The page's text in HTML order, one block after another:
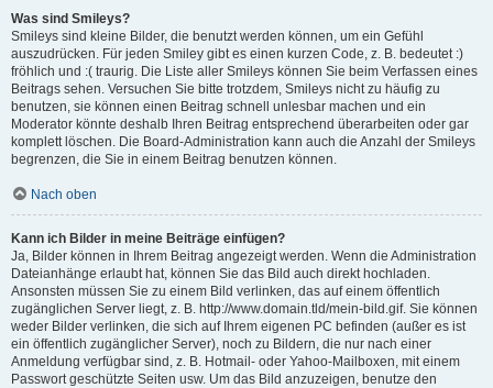
Was sind Smileys?
Smileys sind kleine Bilder, die benutzt werden können, um ein Gefühl
auszudrücken. Für jeden Smiley gibt es einen kurzen Code, z. B. bedeutet :)
fröhlich und :( traurig. Die Liste aller Smileys können Sie beim Verfassen eines
Beitrags sehen. Versuchen Sie bitte trotzdem, Smileys nicht zu häufig zu
benutzen, sie können einen Beitrag schnell unlesbar machen und ein
Moderator könnte deshalb Ihren Beitrag entsprechend überarbeiten oder gar
komplett löschen. Die Board-Administration kann auch die Anzahl der Smileys
begrenzen, die Sie in einem Beitrag benutzen können.
Nach oben
Kann ich Bilder in meine Beiträge einfügen?
Ja, Bilder können in Ihrem Beitrag angezeigt werden. Wenn die Administration
Dateianhänge erlaubt hat, können Sie das Bild auch direkt hochladen.
Ansonsten müssen Sie zu einem Bild verlinken, das auf einem öffentlich
zugänglichen Server liegt, z. B. http://www.domain.tld/mein-bild.gif. Sie können
weder Bilder verlinken, die sich auf Ihrem eigenen PC befinden (außer es ist
ein öffentlich zugänglicher Server), noch zu Bildern, die nur nach einer
Anmeldung verfügbar sind, z. B. Hotmail- oder Yahoo-Mailboxen, mit einem
Passwort geschützte Seiten usw. Um das Bild anzuzeigen, benutze den